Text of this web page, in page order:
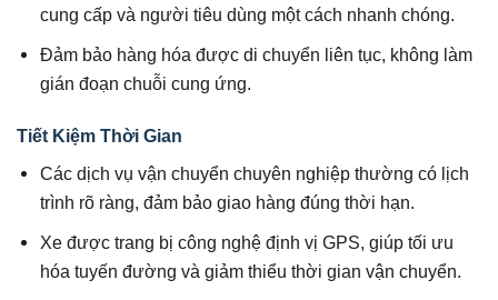
cung cấp và người tiêu dùng một cách nhanh chóng.
Đảm bảo hàng hóa được di chuyển liên tục, không làm
gián đoạn chuỗi cung ứng.
Tiết Kiệm Thời Gian
Các dịch vụ vận chuyển chuyên nghiệp thường có lịch
trình rõ ràng, đảm bảo giao hàng đúng thời hạn.
Xe được trang bị công nghệ định vị GPS, giúp tối ưu
hóa tuyến đường và giảm thiểu thời gian vận chuyển.